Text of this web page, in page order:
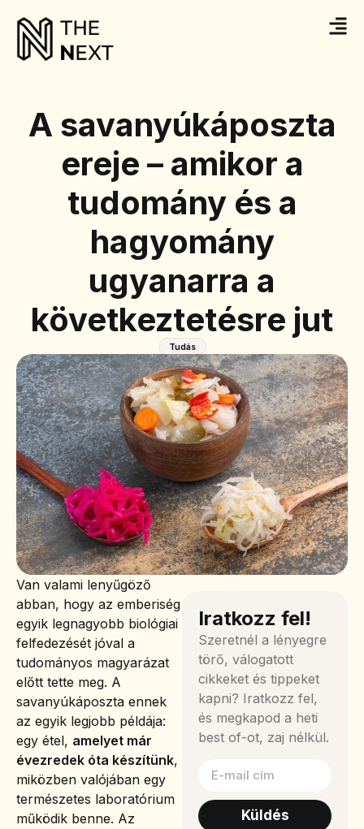
A savanyúkáposzta
ereje – amikor a
tudomány és a
hagyomány
ugyanarra a
következtetésre jut
Tudás
Van valami lenyűgöző
abban, hogy az emberiség
egyik legnagyobb biológiai
felfedezését jóval a
tudományos magyarázat
előtt tette meg. A
savanyúkáposzta ennek
az egyik legjobb példája:
egy étel, amelyet már
évezredek óta készítünk,
miközben valójában egy
természetes laboratórium
működik benne. Az
Iratkozz fel!
Szeretnél a lényegre
törő, válogatott
cikkeket és tippeket
kapni? Iratkozz fel,
és megkapod a heti
best of-ot, zaj nélkül.
Küldés